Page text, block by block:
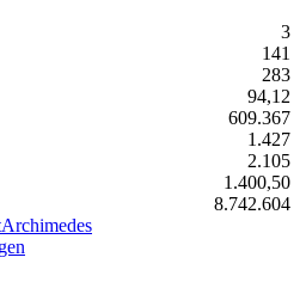
3
141
283
94,12
609.367
1.427
2.105
1.400,50
8.742.604
Archimedes